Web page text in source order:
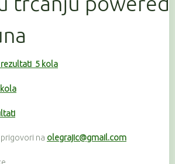
rezultati 5 kola
na olegrajic@gmail.com